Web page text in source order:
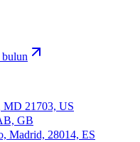
bulun
MD 21703, US
GB
Madrid, 28014, ES